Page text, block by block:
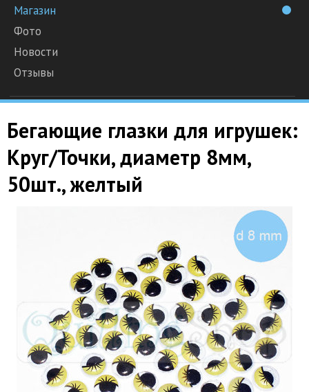
Магазин
Фото
Новости
Отзывы
Бегающие глазки для игрушек:
Круг/Точки, диаметр 8мм,
50шт., желтый